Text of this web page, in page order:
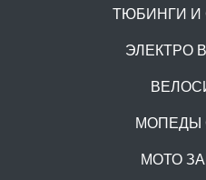
ТЮБИНГИ И
ЭЛЕКТРО
МОПЕДЫ
МОТО